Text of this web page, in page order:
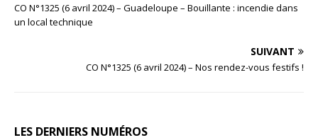
CO N°1325 (6 avril 2024) – Guadeloupe – Bouillante : incendie dans
un local technique
SUIVANT
CO N°1325 (6 avril 2024) – Nos rendez-vous festifs !
LES DERNIERS NUMÉROS